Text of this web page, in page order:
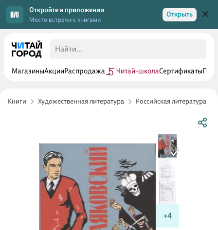
Откройте в приложении
Место встречи с книгами
Открыть
МагазиныАкцииРаспродажа Читай-школаСертификаты
Книги Художественная литература Российская литература
+4